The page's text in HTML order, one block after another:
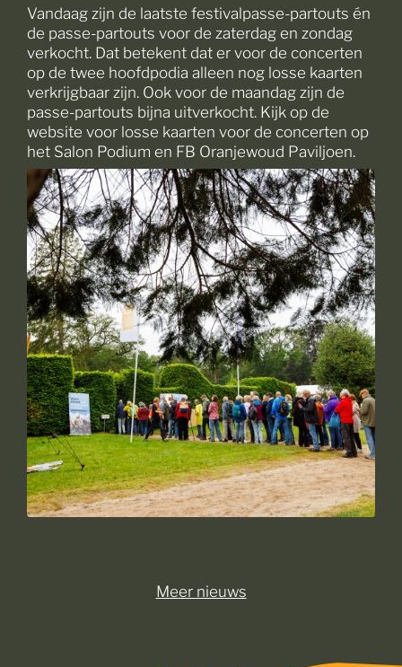
Vandaag zijn de laatste festivalpasse-partouts én
de passe-partouts voor de zaterdag en zondag
verkocht. Dat betekent dat er voor de concerten
op de twee hoofdpodia alleen nog losse kaarten
verkrijgbaar zijn. Ook voor de maandag zijn de
passe-partouts bijna uitverkocht. Kijk op de
website voor losse kaarten voor de concerten op
het Salon Podium en FB Oranjewoud Paviljoen.
Meer nieuws